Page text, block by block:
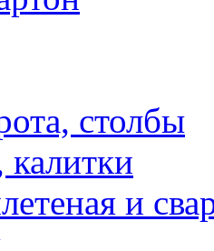
столбы
калитки
и